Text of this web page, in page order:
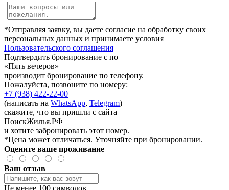
*Отправляя заявку, вы даете согласие на обработку своих
персональных данных и принимаете условия
Пользовательского соглашения
Подтвердить бронирование с по
«Пять вечеров»
производит бронирование по телефону.
Пожалуйста, позвоните по номеру:
+7 (938) 422-22-00
(написать на WhatsApp, Telegram)
скажите, что вы пришли с сайта
ПоискЖилья.РФ
и хотите забронировать этот номер.
*Цена может отличаться. Уточняйте при бронировании.
Оцените ваше проживание
Ваш отзыв